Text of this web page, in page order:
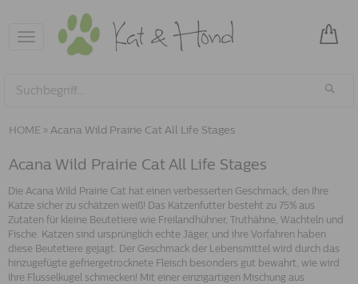
Toggle
navigation
HOME » Acana Wild Prairie Cat All Life Stages
Acana Wild Prairie Cat All Life Stages
Die Acana Wild Prairie Cat hat einen verbesserten Geschmack, den Ihre
Katze sicher zu schätzen weiß! Das Katzenfutter besteht zu 75% aus
Zutaten für kleine Beutetiere wie Freilandhühner, Truthähne, Wachteln und
Fische. Katzen sind ursprünglich echte Jäger, und ihre Vorfahren haben
diese Beutetiere gejagt. Der Geschmack der Lebensmittel wird durch das
hinzugefügte gefriergetrocknete Fleisch besonders gut bewahrt, wie wird
Ihre Flusselkugel schmecken! Mit einer einzigartigen Mischung aus